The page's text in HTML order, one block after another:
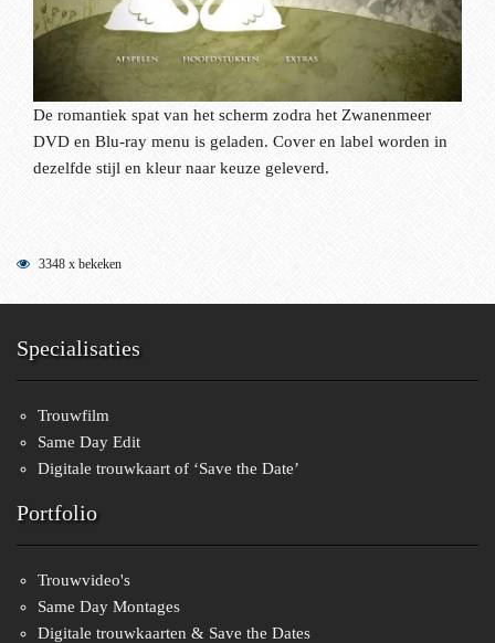
De romantiek spat van het scherm zodra het Zwanenmeer
DVD en Blu-ray menu is geladen. Cover en label worden in
dezelfde stijl en kleur naar keuze geleverd.
3348 x bekeken
Specialisaties
Trouwfilm
Same Day Edit
Digitale trouwkaart of ‘Save the Date’
Portfolio
Trouwvideo's
Same Day Montages
Digitale trouwkaarten & Save the Dates